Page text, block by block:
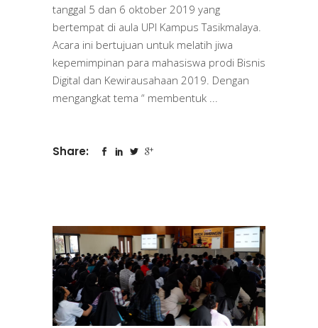
tanggal 5 dan 6 oktober 2019 yang
bertempat di aula UPI Kampus Tasikmalaya.
Acara ini bertujuan untuk melatih jiwa
kepemimpinan para mahasiswa prodi Bisnis
Digital dan Kewirausahaan 2019. Dengan
mengangkat tema “ membentuk
Share: